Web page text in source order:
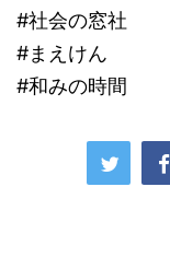
#社会の窓社
#まえけん
#和みの時間